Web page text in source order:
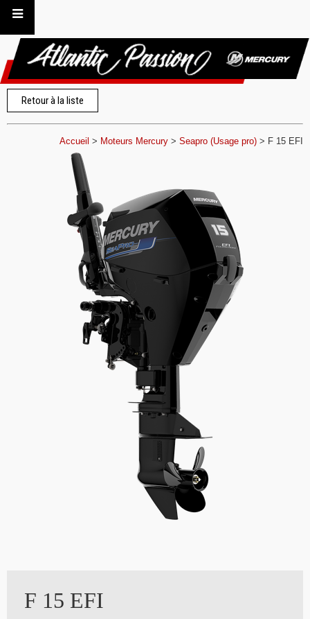
Retour à la liste
Accueil > Moteurs Mercury > Seapro (Usage pro) > F 15 EFI
F 15 EFI